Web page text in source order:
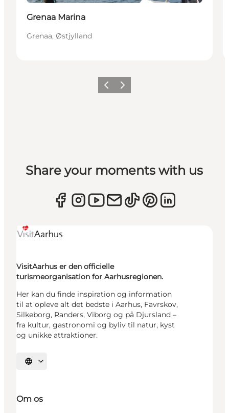
Grenaa Marina
Grenaa, Østjylland
ForrigeNæste
Share your moments with us
VisitAarhus er den officielle
turismeorganisation for Aarhusregionen.
Her kan du finde inspiration og information
til at opleve alt det bedste i Aarhus, Favrskov,
Silkeborg, Randers, Viborg og på Djursland –
fra kultur, gastronomi og byliv til natur, kyst
og unikke attraktioner.
Vælg sprog
Om os